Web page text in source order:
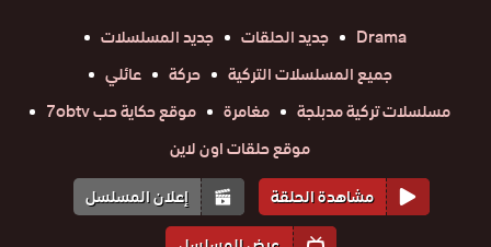
Drama
جديد الحلقات
جديد المسلسلات
جميع المسلسلات التركية
حركة
عائلي
مسلسلات تركية مدبلجة
مغامرة
موقع حكاية حب 7obtv
موقع حلقات اون لاين
مشاهدة الحلقة
إعلان المسلسل